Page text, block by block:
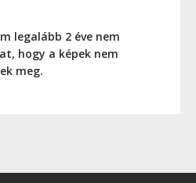
legalább 2 éve nem
hogy a képek nem
meg.